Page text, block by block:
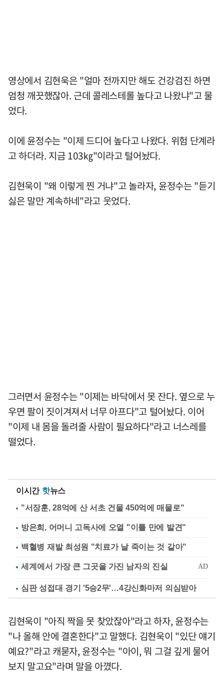
영상에서 김현욱은 "얼마 전까지만 해도 건강검진 하면
엄청 깨끗했잖아. 근데 콜레스테롤 높다고 나왔냐"고 물
었다.
이에 윤정수는 "이제 드디어 높다고 나왔다. 위험 단계라
고 하더라. 지금 103㎏"이라고 털어놨다.
김현욱이 "왜 이렇게 찐 거냐"고 놀라자, 윤정수는 "듣기
싫은 말만 계속하네"라고 웃었다.
그러면서 윤정수는 "이제는 바닥에서 못 잔다. 옆으로 누
우면 팔이 짓이겨져서 너무 아프다"고 털어놨다. 이어
"이제 내 몸을 돌려줄 사람이 필요하다"라고 너스레를
떨었다.
이시간 핫뉴스
"서장훈, 28억에 산 서초 건물 450억에 매물로"
방은희, 어머니 고독사에 오열 "이틀 만에 발견"
백혈병 재발 최성원 "치료가 날 죽이는 것 같아"
심판 성접대 경기 '5승2무'…4강신화마저 의심받아
김현욱이 "아직 짝을 못 찾았잖아"라고 하자, 윤정수는
"나 올해 안에 결혼한다"고 말했다. 김현욱이 "있단 얘기
예요?"라고 캐묻자, 윤정수는 "아이, 뭐 그걸 깊게 물어
보지 말고요"라며 말을 아꼈다.